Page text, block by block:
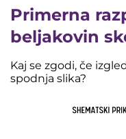
Primerna
beljakovin
Kaj se zgodi, če
spodnja slika?